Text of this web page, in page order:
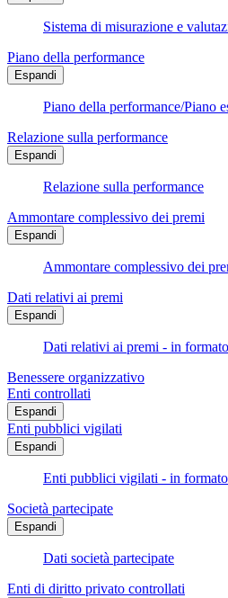
Sistema di misurazione e
Piano della performance
Espandi
Piano della performance/Piano
Relazione sulla performance
Espandi
Relazione sulla performance
Ammontare complessivo dei premi
Espandi
Ammontare complessivo dei
Dati relativi ai premi
Espandi
Dati relativi ai premi - in
Benessere organizzativo
Enti controllati
Espandi
Enti pubblici vigilati
Espandi
Enti pubblici vigilati - in
Società partecipate
Espandi
Dati società partecipate
Enti di diritto privato controllati